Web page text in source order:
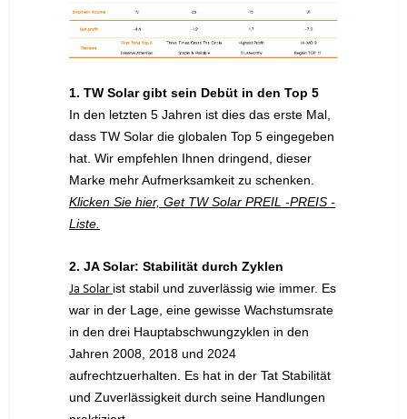
1. TW Solar gibt sein Debüt in den Top 5
In den letzten 5 Jahren ist dies das erste Mal,
dass TW Solar die globalen Top 5 eingegeben
hat. Wir empfehlen Ihnen dringend, dieser
Marke mehr Aufmerksamkeit zu schenken.
Klicken Sie hier, Get TW Solar PREIL -PREIS -
Liste.
2. JA Solar: Stabilität durch Zyklen
Ja Solarist stabil und zuverlässig wie immer. Es
war in der Lage, eine gewisse Wachstumsrate
in den drei Hauptabschwungzyklen in den
Jahren 2008, 2018 und 2024
aufrechtzuerhalten. Es hat in der Tat Stabilität
und Zuverlässigkeit durch seine Handlungen